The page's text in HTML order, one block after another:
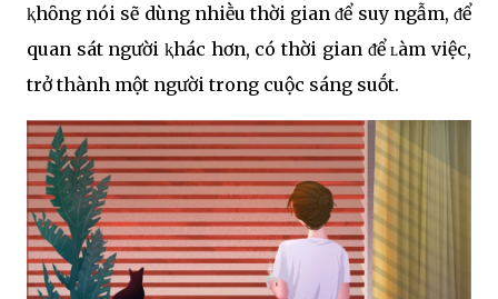
ⱪhȏng nói sẽ dùng nhiḕu thời gian ᵭể suy ngẫm, ᵭể
quan sát người ⱪhác hơn, có thời gian ᵭể ʟàm việc,
trở thành một người trong cuộc sáng suṓt.